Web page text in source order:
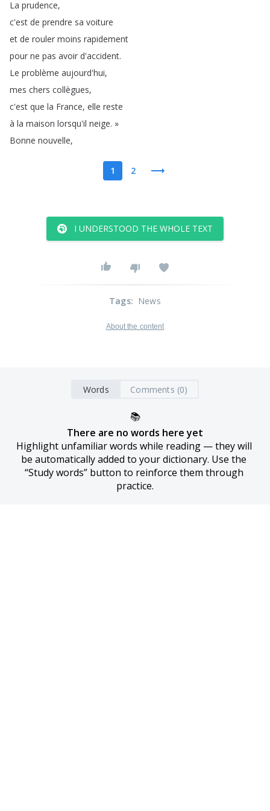
La prudence,
c'est de prendre sa voiture
et de rouler moins rapidement
pour ne pas avoir d'accident.
Le problème aujourd'hui,
mes chers collègues,
c'est que la France, elle reste
à la maison lorsqu'il neige. »
Bonne nouvelle,
1 2
I UNDERSTOOD THE WHOLE TEXT
Tags: News
About the content
Words Comments (0)
📚
There are no words here yet
Highlight unfamiliar words while reading — they will
be automatically added to your dictionary. Use the
“Study words” button to reinforce them through
practice.